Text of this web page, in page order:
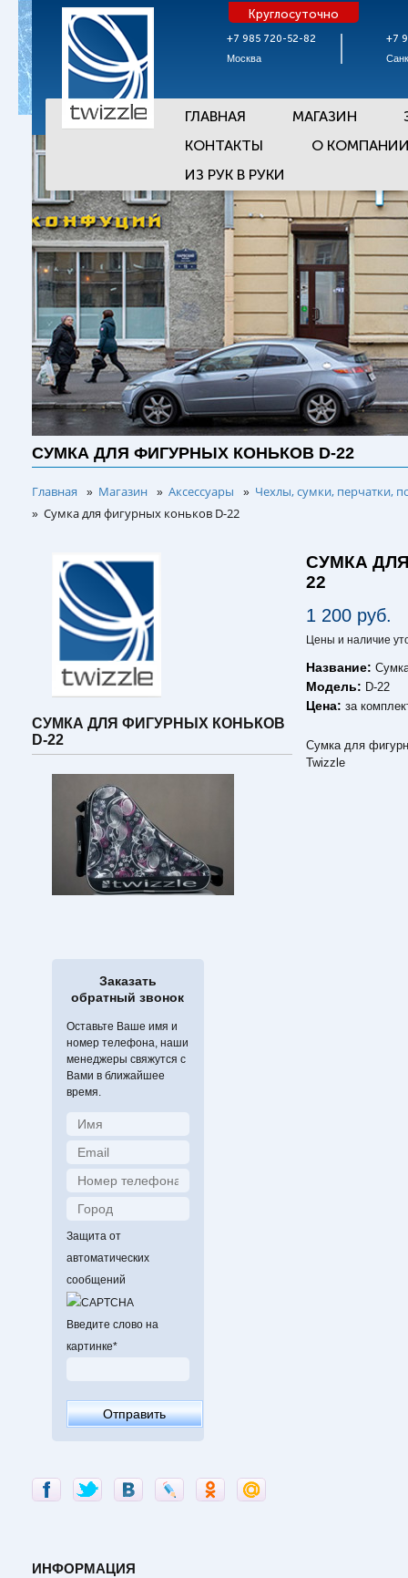
+7 985 720-52-82
Москва
Круглосуточно
+7
ГЛАВНАЯ МАГАЗИН
КОНТАКТЫ
О
ИЗ РУК В РУКИ
СУМКА ДЛЯ ФИГУРНЫХ КОНЬКОВ D-22
Главная » Магазин » Аксессуары » Чехлы, сумки, перчатки,
» Сумка для фигурных коньков D-22
СУМКА ДЛЯ ФИГУРНЫХ КОНЬКОВ
D-22
Заказать
обратный звонок
Оставьте Ваше имя и
номер телефона, наши
менеджеры свяжутся с
Вами в ближайшее
время.
Защита от
автоматических
сообщений
Введите слово на
картинке*
СУМКА
22
1 200 руб.
Цены и наличие
Название:
Модель: D-22
Цена:за
Сумка для
Twizzle
ИНФОРМАЦИЯ